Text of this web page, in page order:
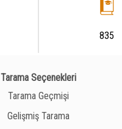
835
Tarama Seçenekleri
Tarama Geçmişi
Gelişmiş Tarama